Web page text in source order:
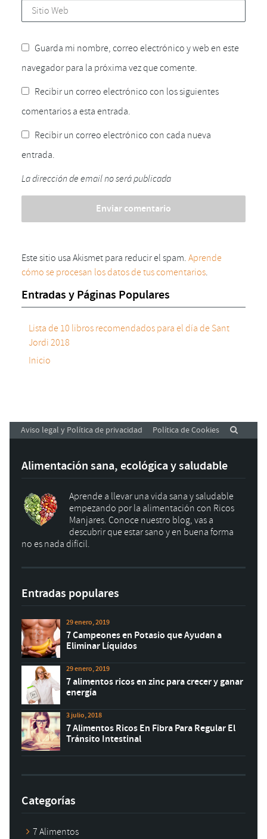
Guarda mi nombre, correo electrónico y web en este
navegador para la próxima vez que comente.
Recibir un correo electrónico con los siguientes
comentarios a esta entrada.
Recibir un correo electrónico con cada nueva
entrada.
La dirección de email no será publicada
Este sitio usa Akismet para reducir el spam. Aprende
cómo se procesan los datos de tus comentarios.
Entradas y Páginas Populares
Lista de 10 libros recomendados para el día de Sant
Jordi 2018
Inicio
Aviso legal y Política de privacidad Política de Cookies
Alimentación sana, ecológica y saludable
Aprende a llevar una vida sana y saludable
empezando por la alimentación con Ricos
Manjares. Conoce nuestro blog, vas a
descubrir que estar sano y en buena forma
no es nada difícil.
Entradas populares
29 enero, 2019
7 Campeones en Potasio que Ayudan a
Eliminar Líquidos
29 enero, 2019
7 alimentos ricos en zinc para crecer y ganar
energía
3 julio, 2018
7 Alimentos Ricos En Fibra Para Regular El
Tránsito Intestinal
Categorías
7 Alimentos